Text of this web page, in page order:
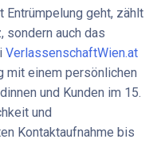
geht, zählt
sondern auch das
VerlassenschaftWien.at
mit einem persönlichen
und Kunden im 15.
und
Kontaktaufnahme bis